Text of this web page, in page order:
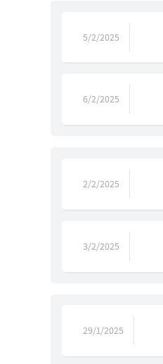
5/2/2025
6/2/2025
2/2/2025
3/2/2025
29/1/2025